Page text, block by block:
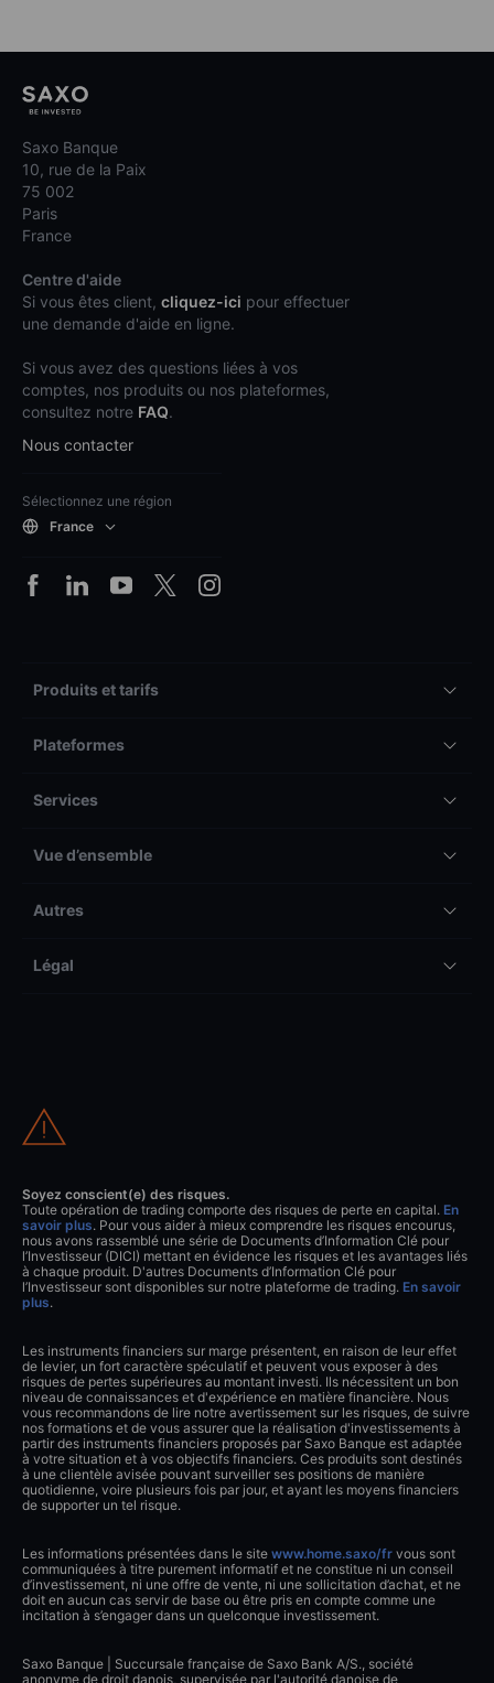
Saxo Banque
10, rue de la Paix
75 002
Paris
France
Centre d'aide
Si vous êtes client, cliquez-ici pour effectuer
une demande d'aide en ligne.
Si vous avez des questions liées à vos
comptes, nos produits ou nos plateformes,
consultez notre FAQ.
Nous contacter
Sélectionnez une région
France
Produits et tarifs
Plateformes
Services
Vue d’ensemble
Autres
Légal
Soyez conscient(e) des risques.
Toute opération de trading comporte des risques de perte en capital. En
savoir plus. Pour vous aider à mieux comprendre les risques encourus,
nous avons rassemblé une série de Documents d’Information Clé pour
l’Investisseur (DICI) mettant en évidence les risques et les avantages liés
à chaque produit. D'autres Documents d’Information Clé pour
l’Investisseur sont disponibles sur notre plateforme de trading. En savoir
plus.
Les instruments financiers sur marge présentent, en raison de leur effet
de levier, un fort caractère spéculatif et peuvent vous exposer à des
risques de pertes supérieures au montant investi. Ils nécessitent un bon
niveau de connaissances et d'expérience en matière financière. Nous
vous recommandons de lire notre avertissement sur les risques, de suivre
nos formations et de vous assurer que la réalisation d'investissements à
partir des instruments financiers proposés par Saxo Banque est adaptée
à votre situation et à vos objectifs financiers. Ces produits sont destinés
à une clientèle avisée pouvant surveiller ses positions de manière
quotidienne, voire plusieurs fois par jour, et ayant les moyens financiers
de supporter un tel risque.
Les informations présentées dans le site www.home.saxo/fr vous sont
communiquées à titre purement informatif et ne constitue ni un conseil
d’investissement, ni une offre de vente, ni une sollicitation d’achat, et ne
doit en aucun cas servir de base ou être pris en compte comme une
incitation à s’engager dans un quelconque investissement.
Saxo Banque | Succursale française de Saxo Bank A/S., société
anonyme de droit danois, supervisée par l'autorité danoise de